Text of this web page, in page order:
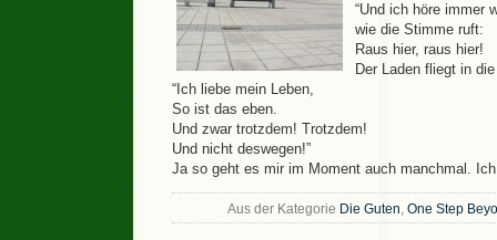
“Und ich höre immer
wie die Stimme ruft:
Raus hier, raus hier!
Der Laden fliegt in die
“Ich liebe mein Leben,
So ist das eben.
Und zwar trotzdem! Trotzdem!
Und nicht deswegen!”
Ja so geht es mir im Moment auch manchmal.
Aus der Kategorie Die Guten, One Step